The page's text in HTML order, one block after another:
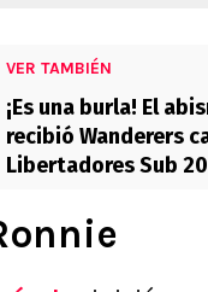
VER TAMBIÉN
¡Es una burla! El
recibió Wanderers
Libertadores Sub 20